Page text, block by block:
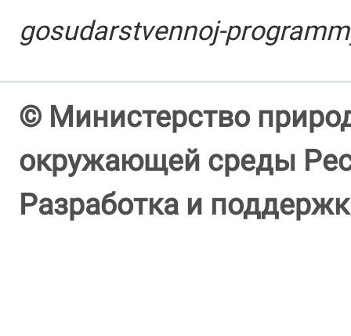
gosudarstvennoj-
© Министерство
окружающей среды
Разработка и